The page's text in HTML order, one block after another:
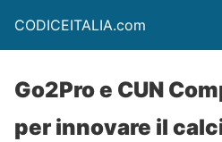
CODICEITALIA.com
Go2Pro e CUN
per innovare il